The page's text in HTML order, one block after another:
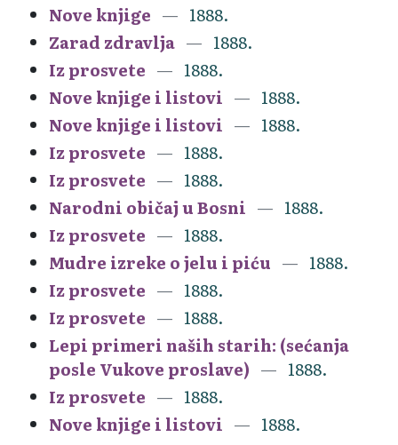
Nove knjige
1888.
Zarad zdravlja
1888.
Iz prosvete
1888.
Nove knjige i listovi
1888.
Nove knjige i listovi
1888.
Iz prosvete
1888.
Iz prosvete
1888.
Narodni običaj u Bosni
1888.
Iz prosvete
1888.
Mudre izreke o jelu i piću
1888.
Iz prosvete
1888.
Iz prosvete
1888.
Lepi primeri naših starih: (sećanja
posle Vukove proslave)
1888.
Iz prosvete
1888.
Nove knjige i listovi
1888.